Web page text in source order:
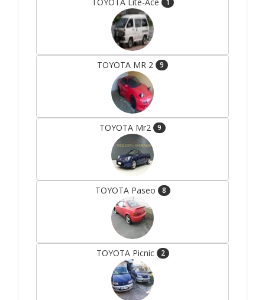
1
TOYOTA MR 2 9
TOYOTA Mr2 9
TOYOTA Paseo 8
TOYOTA Picnic 2